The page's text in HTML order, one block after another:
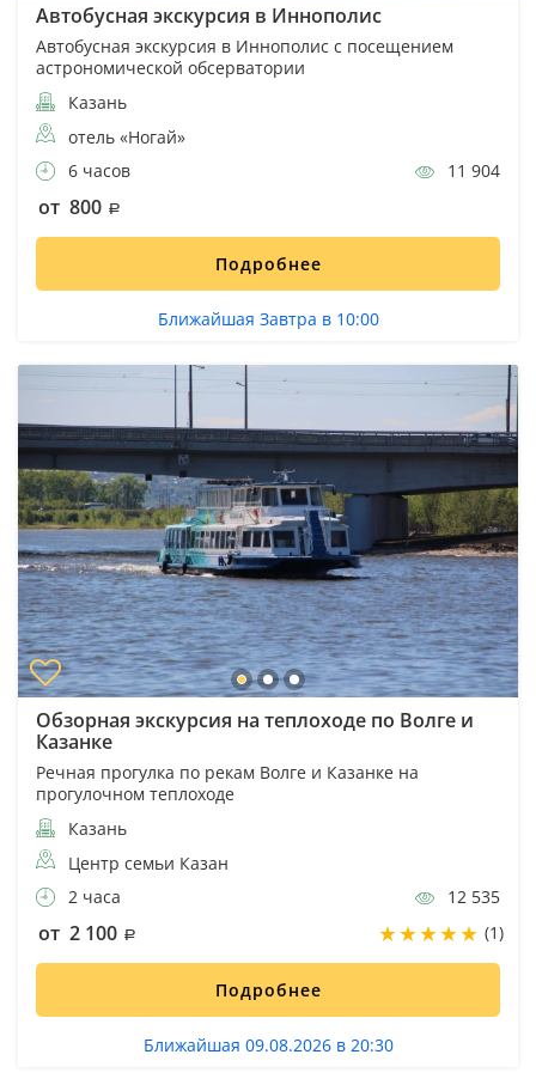
Автобусная экскурсия в Иннополис
Автобусная экскурсия в Иннополис с посещением
астрономической обсерватории
Казань
отель «Ногай»
6 часов
11 904
от 800
Подробнее
Ближайшая Завтра в 10:00
Обзорная экскурсия на теплоходе по Волге и
Казанке
Речная прогулка по рекам Волге и Казанке на
прогулочном теплоходе
Казань
Центр семьи Казан
2 часа
12 535
от 2 100 (1)
Подробнее
Ближайшая 09.08.2026 в 20:30